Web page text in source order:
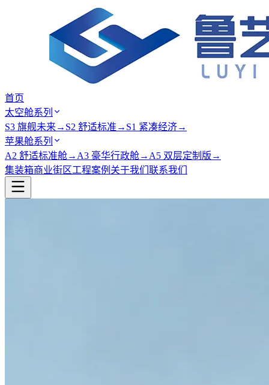
首页
太空舱系列
S3 旗舰未来→ S2 舒适标准 → S1 紧凑经济→
苹果舱系列
A2 舒适标准舱→ A3 豪华行政舱→ A5 双层定制版 →
集装箱商业街区工程案例 关于我们 联系我们